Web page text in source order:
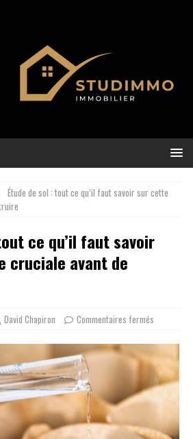
Étude de sol : tout ce qu’il faut savoir sur cette
ce qu’il faut savoir
cruciale avant de
David Chapiron Commentaires fermés